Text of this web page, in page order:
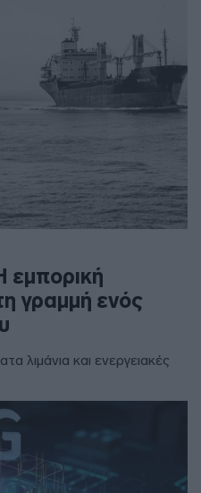
γραμμή ενός
λιμάνια και ενεργειακές